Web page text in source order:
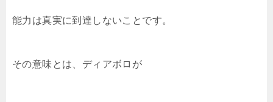
能力は真実に到達しないことです。
その意味とは、ディアボロが